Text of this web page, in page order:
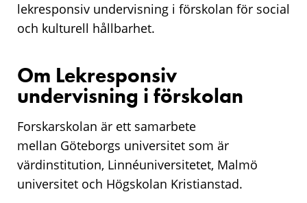
lekresponsiv undervisning i förskolan för social
och kulturell hållbarhet.
Om Lekresponsiv
undervisning i förskolan
Forskarskolan är ett samarbete
mellan Göteborgs universitet som är
värdinstitution, Linnéuniversitetet, Malmö
universitet och Högskolan Kristianstad.